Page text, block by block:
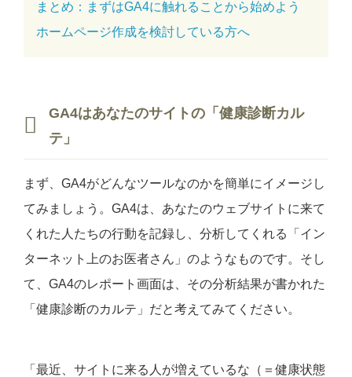
まとめ：まずはGA4に触れることから始めよう
ホームページ作成を検討している方へ
GA4はあなたのサイトの「健康診断カル
テ」
まず、GA4がどんなツールなのかを簡単にイメージし
てみましょう。GA4は、あなたのウェブサイトに来て
くれた人たちの行動を記録し、分析してくれる「イン
ターネット上のお医者さん」のようなものです。そし
て、GA4のレポート画面は、その分析結果が書かれた
「健康診断のカルテ」だと考えてみてください。
「最近、サイトに来る人が増えているな（＝健康状態